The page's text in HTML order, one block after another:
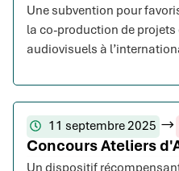
Une subvention pour
la co-production de
audiovisuels à
11 septembre 2025
Concours Ateliers